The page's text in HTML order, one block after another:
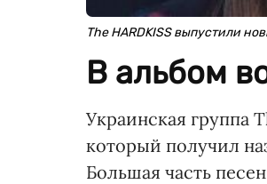
The HARDKISS выпустили
В альбом
Украинская группа
который получил
Большая часть